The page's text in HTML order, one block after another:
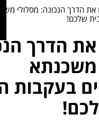
את הדרך הנכונה: מסלולי
שלכם!
את הדרך
משכנתא
בעקבות